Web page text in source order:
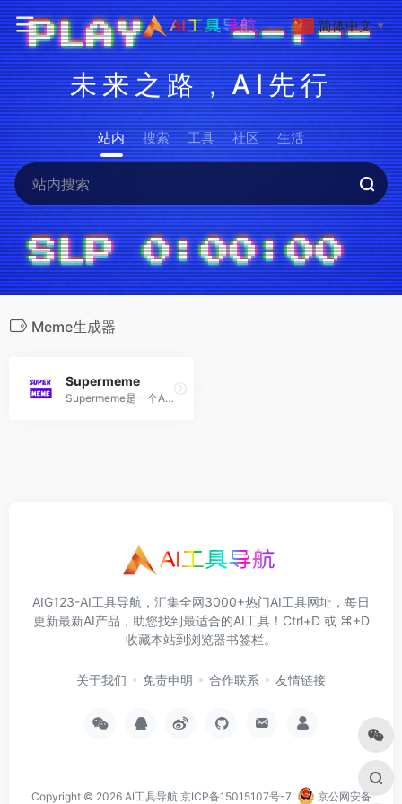
未来之路，AI先行
站内 搜索 工具 社区 生活
Meme生成器
Supermeme
Supermeme是一个AI驱动的Meme生成器，可以快速生成有趣的Meme梗图
AIG123-AI工具导航，汇集全网3000+热门AI工具网址，每日
更新最新AI产品，助您找到最适合的AI工具！Ctrl+D 或 ⌘+D
收藏本站到浏览器书签栏。
关于我们 免责申明 合作联系 友情链接
Copyright © 2026 AI工具导航 京ICP备15015107号-7 京公网安备
简体中文 ▼